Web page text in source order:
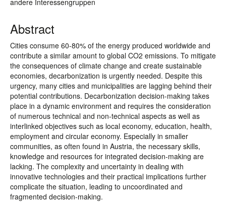
andere Interessengruppen
Abstract
Cities consume 60-80% of the energy produced worldwide and
contribute a similar amount to global CO2 emissions. To mitigate
the consequences of climate change and create sustainable
economies, decarbonization is urgently needed. Despite this
urgency, many cities and municipalities are lagging behind their
potential contributions. Decarbonization decision-making takes
place in a dynamic environment and requires the consideration
of numerous technical and non-technical aspects as well as
interlinked objectives such as local economy, education, health,
employment and circular economy. Especially in smaller
communities, as often found in Austria, the necessary skills,
knowledge and resources for integrated decision-making are
lacking. The complexity and uncertainty in dealing with
innovative technologies and their practical implications further
complicate the situation, leading to uncoordinated and
fragmented decision-making.